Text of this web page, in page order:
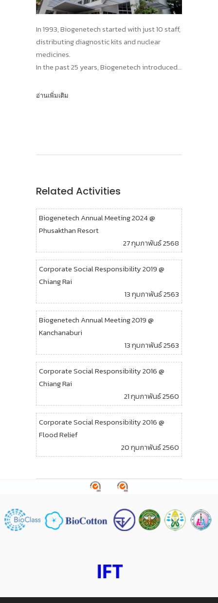
In 1993, Biogenetech started with just 10 staff,
distributing diagnostic kits and nuclear
medicines.
In the past 25 years, Biogenetech introduced
pharmaceuticals, contributing to the
อ่านเพิ่มเติม
Related Activities
Biogenetech Annual Meeting 2024 @
Phusakthan Resort
27 กุมภาพันธ์ 2568
Corporate Social Responsibility 2019 @
Chiang Rai
13 กุมภาพันธ์ 2563
Biogenetech Annual Meeting 2019 @
Kanchanaburi
13 กุมภาพันธ์ 2563
Corporate Social Responsibility 2016 @
Chiang Rai
21 กุมภาพันธ์ 2560
Corporate Social Responsibility 2016 @
Flood Relief
20 กุมภาพันธ์ 2560